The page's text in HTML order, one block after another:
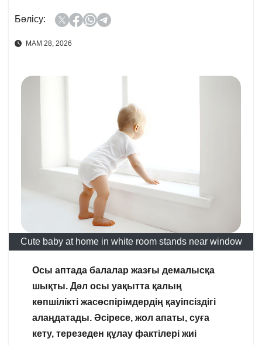
Бөлісу:
МАМ 28, 2026
Cute baby at home in white room stands near window
Осы аптада балалар жазғы демалысқа
шықты. Дәл осы уақытта қалың
көпшілікті жасөспірімдердің қауіпсіздігі
алаңдатады. Әсіресе, жол апаты, суға
кету, терезеден құлау фактілері жиі